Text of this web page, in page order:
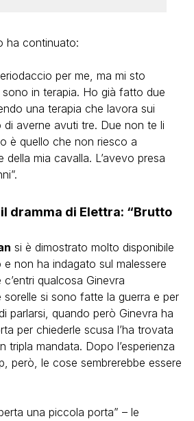
ha continuato:
per me, ma mi sto
in terapia. Ho già fatto due
una terapia che lavora sui
di averne avuti tre. Due non te li
è quello che non riesco a
della mia cavalla. L’avevo presa
dramma di Elettra: “Brutto
si è dimostrato molto disponibile
non ha indagato sul malessere
qualcosa Ginevra
sorelle si sono fatte la guerra e per
parlarsi, quando però Ginevra ha
per chiederle scusa l’ha trovata
tripla mandata. Dopo l’esperienza
però, le cose sembrerebbe essere
una piccola porta” – le